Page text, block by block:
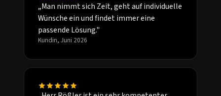
„Man nimmt sich Zeit, geht auf individuelle
Wünsche ein und findet immer eine
passende Lösung."
Kundin, Juni 2026